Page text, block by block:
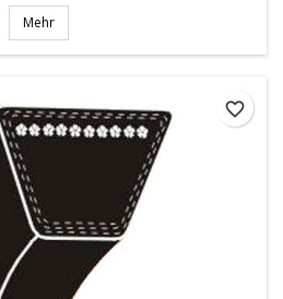
Mehr
favorite_border